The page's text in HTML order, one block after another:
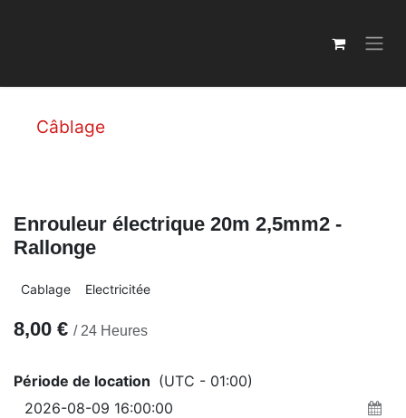
Câblage
Enrouleur électrique 20m 2,5mm2 -
Rallonge
Cablage Electricitée
8,00 € / 24 Heures
Période de location (UTC - 01:00)